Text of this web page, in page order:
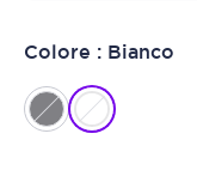
Colore : Bianco